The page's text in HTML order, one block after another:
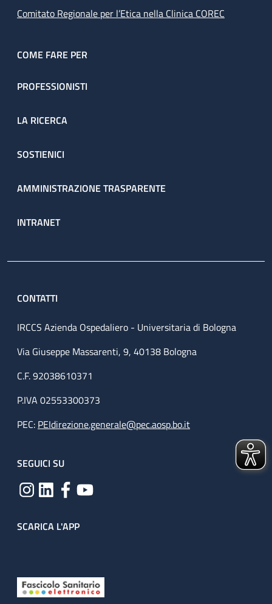
Comitato Regionale per l’Etica nella Clinica COREC
COME FARE PER
PROFESSIONISTI
LA RICERCA
SOSTIENICI
AMMINISTRAZIONE TRASPARENTE
INTRANET
CONTATTI
IRCCS Azienda Ospedaliero - Universitaria di Bologna
Via Giuseppe Massarenti, 9, 40138 Bologna
C.F. 92038610371
P.IVA 02553300373
PEC: PEIdirezione.generale@pec.aosp.bo.it
SEGUICI SU
SCARICA L'APP